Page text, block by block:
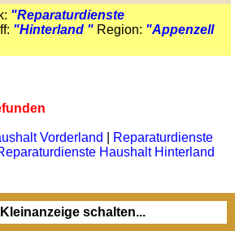
"Reparaturdienste
"Hinterland " Region: "Appenzell
Vorderland
Reparaturdienste
Haushalt Hinterland
schalten...